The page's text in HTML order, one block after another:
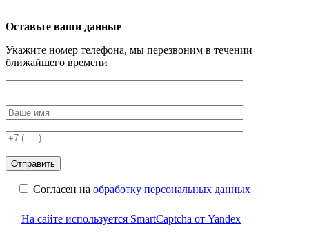
Оставьте ваши данные
Укажите номер телефона, мы перезвоним в течении
ближайшего времени
Согласен на обработку персональных данных
На сайте используется SmartCaptcha от Yandex